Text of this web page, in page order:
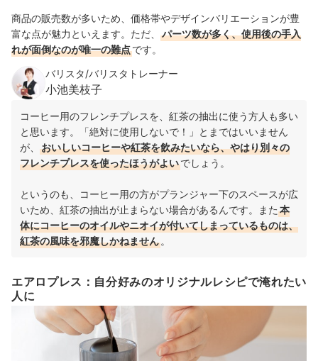
商品の販売数が多いため、価格帯やデザインバリエーションが豊
富な点が魅力といえます。ただ、
パーツ数が多く、使用後の手入
れが面倒なのが唯一の難点です。
バリスタ/バリスタトレーナー
小池美枝子
コーヒー用のフレンチプレスを、紅茶の抽出に使う方人も多い
と思います。
「絶対に使用しないで！」とまではいいません
が、
おいしいコーヒーや紅茶を飲みたいなら、やはり別々の
フレンチプレスを使ったほうがよいでしょう。
というのも、コーヒー用の方がプランジャー下のスペースが広
いため、紅茶の抽出が止まらない場合があるんです。また 本
体にコーヒーのオイルやニオイが付いてしまっているものは、
紅茶の風味を邪魔しかねません 。
エアロプレス：自分好みのオリジナルレシピで淹れたい
人に